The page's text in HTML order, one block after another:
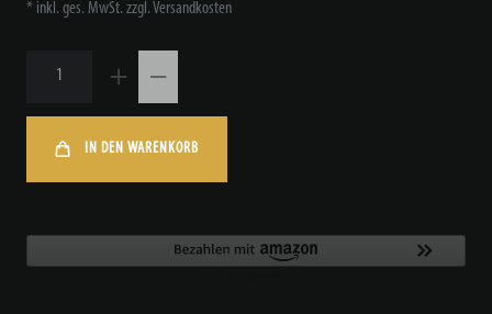
* inkl. ges. MwSt. zzgl.Versandkosten
IN DEN WARENKORB